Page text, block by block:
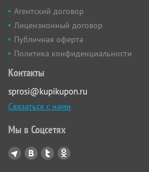
Агентский договор
Лицензионный договор
Публичная оферта
Политика конфиденциальности
Контакты
sprosi@kupikupon.ru
Связаться с нами
Мы в Соцсетях